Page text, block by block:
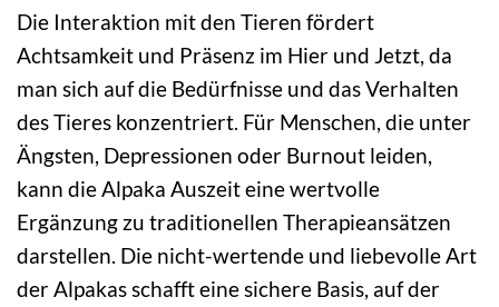
Die Interaktion mit den Tieren fördert
Achtsamkeit und Präsenz im Hier und Jetzt, da
man sich auf die Bedürfnisse und das Verhalten
des Tieres konzentriert. Für Menschen, die unter
Ängsten, Depressionen oder Burnout leiden,
kann die Alpaka Auszeit eine wertvolle
Ergänzung zu traditionellen Therapieansätzen
darstellen. Die nicht-wertende und liebevolle Art
der Alpakas schafft eine sichere Basis, auf der